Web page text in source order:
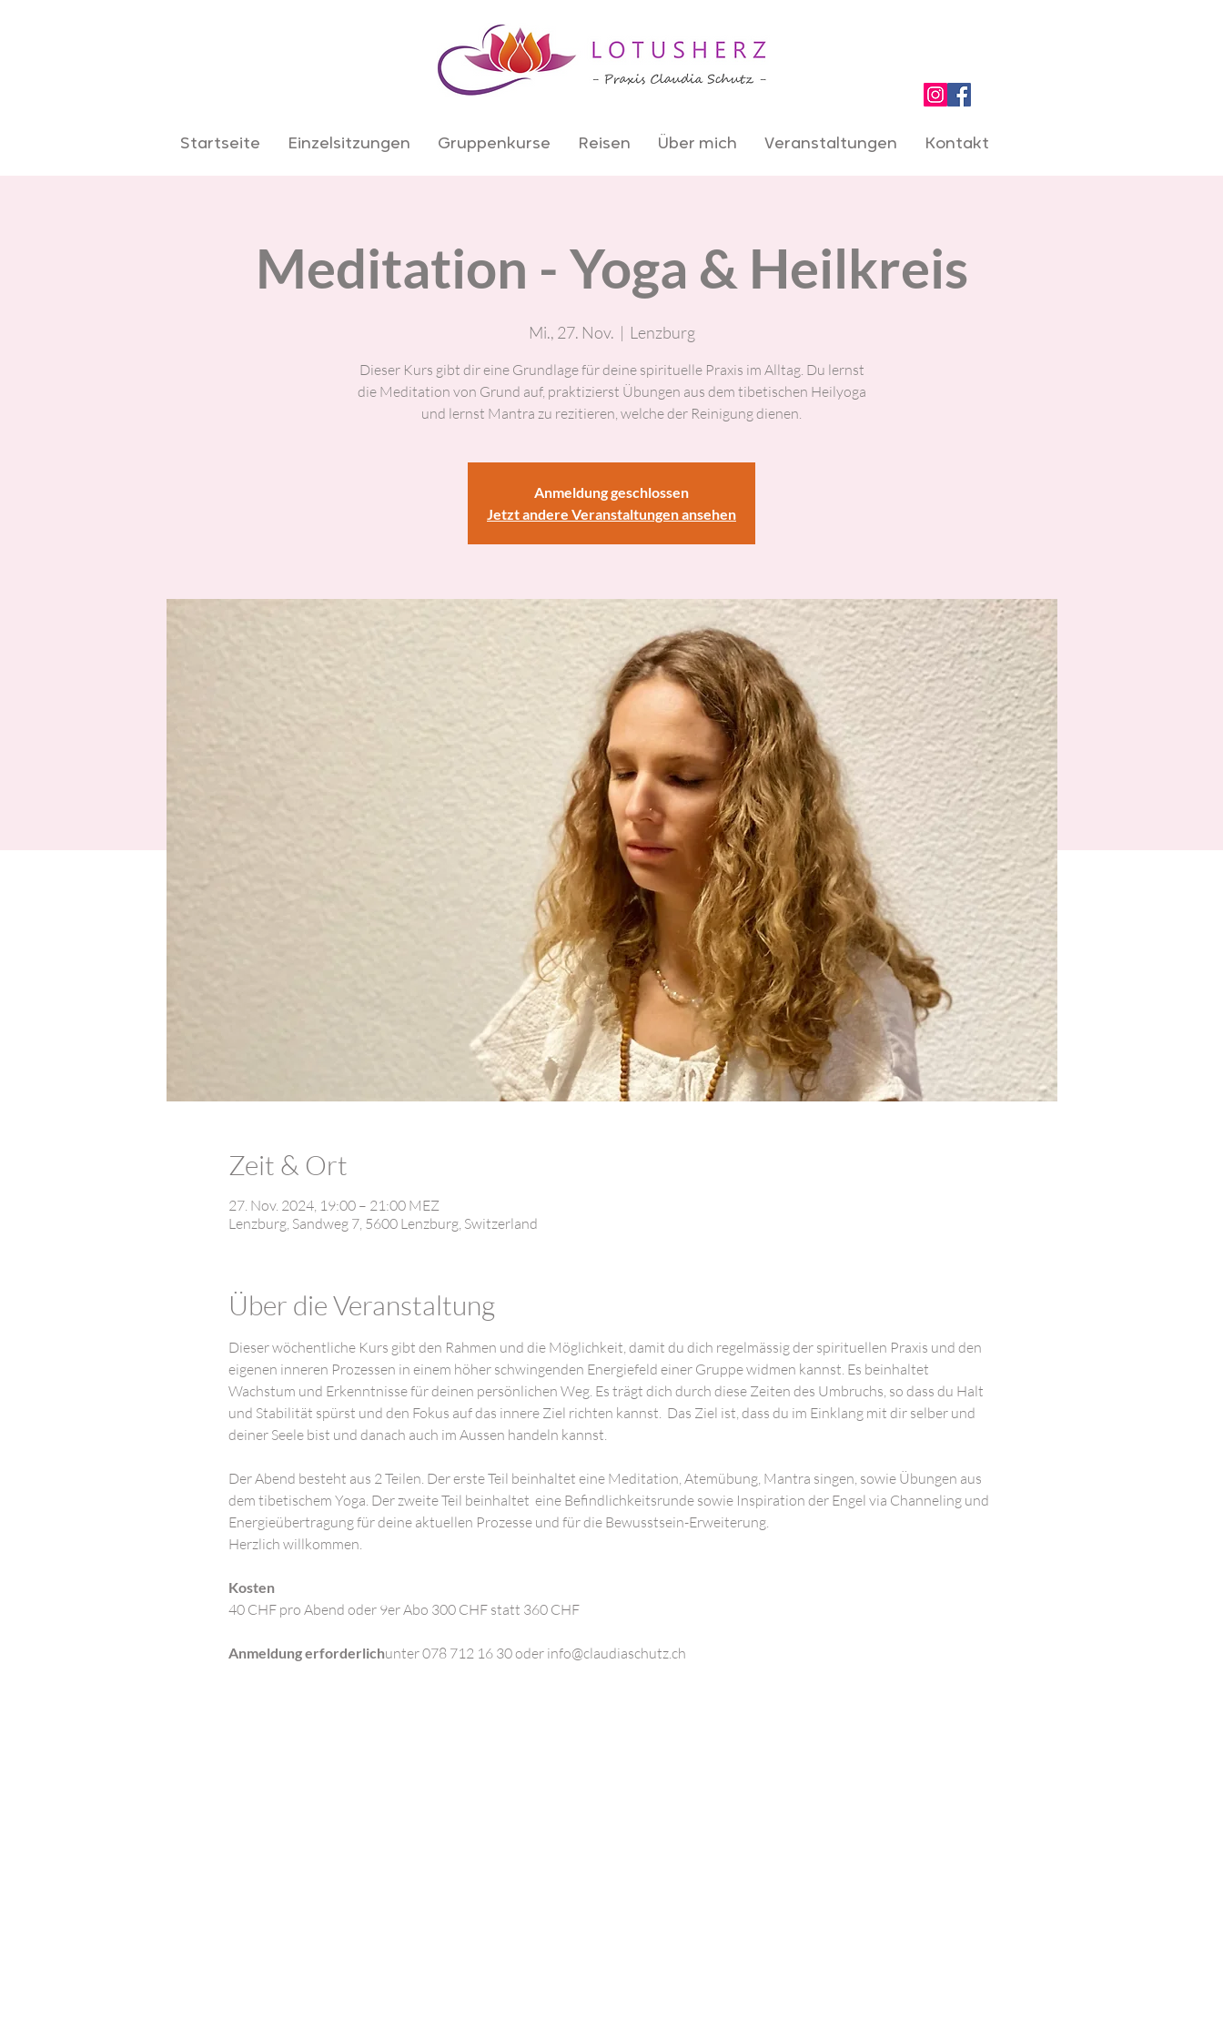
Startseite Einzelsitzungen Gruppenkurse Reisen Über mich Veranstaltungen Kontakt
Meditation - Yoga & Heilkreis
Mi., 27. Nov.
  |
Lenzburg
Dieser Kurs gibt dir eine Grundlage für deine spirituelle Praxis im Alltag. Du lernst
die Meditation von Grund auf, praktizierst Übungen aus dem tibetischen Heilyoga
und lernst Mantra zu rezitieren, welche der Reinigung dienen.
Anmeldung geschlossen
Jetzt andere Veranstaltungen ansehen
Zeit & Ort
27. Nov. 2024, 19:00 – 21:00 MEZ
Lenzburg, Sandweg 7, 5600 Lenzburg, Switzerland
Über die Veranstaltung
Dieser wöchentliche Kurs gibt den Rahmen und die Möglichkeit, damit du dich regelmässig der spirituellen Praxis und den
eigenen inneren Prozessen in einem höher schwingenden Energiefeld einer Gruppe widmen kannst. Es beinhaltet
Wachstum und Erkenntnisse für deinen persönlichen Weg. Es trägt dich durch diese Zeiten des Umbruchs, so dass du Halt
und Stabilität spürst und den Fokus auf das innere Ziel richten kannst.  Das Ziel ist, dass du im Einklang mit dir selber und
deiner Seele bist und danach auch im Aussen handeln kannst.
Der Abend besteht aus 2 Teilen. Der erste Teil beinhaltet eine Meditation, Atemübung, Mantra singen, sowie Übungen aus
dem tibetischem Yoga. Der zweite Teil beinhaltet  eine Befindlichkeitsrunde sowie Inspiration der Engel via Channeling und
Energieübertragung für deine aktuellen Prozesse und für die Bewusstsein-Erweiterung.
Herzlich willkommen.
Kosten
40 CHF pro Abend oder 9er Abo 300 CHF statt 360 CHF
Anmeldung erforderlichunter 078 712 16 30 oder info@claudiaschutz.ch